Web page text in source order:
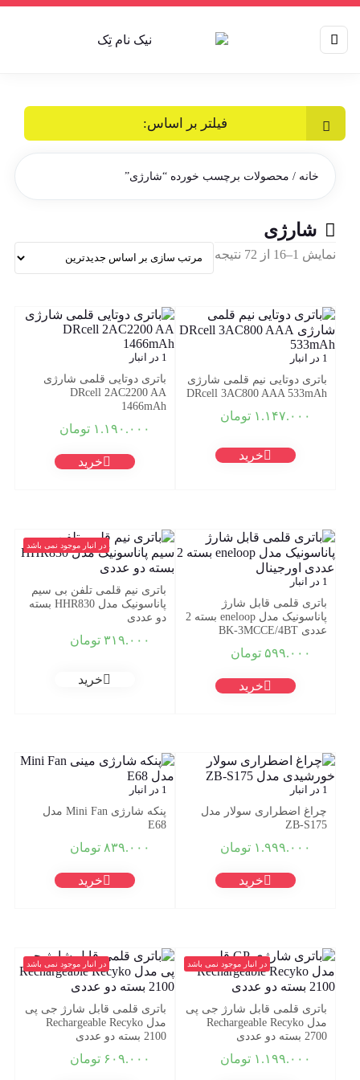
فیلتر بر اساس:
خانه / محصولات برچسب خورده “شارژی”
شارژی
نمایش 1–16 از 72 نتیجه
1 در انبار
باتری دوتایی نیم قلمی شارژی
DRcell 3AC800 AAA 533mAh
۱.۱۴۷.۰۰۰ تومان
خرید
1 در انبار
باتری دوتایی قلمی شارژی
DRcell 2AC2200 AA
1466mAh
۱.۱۹۰.۰۰۰ تومان
خرید
1 در انبار
باتری قلمی قابل شارژ
پاناسونیک مدل eneloop بسته 2
عددی BK-3MCCE/4BT
۵۹۹.۰۰۰ تومان
خرید
در انبار موجود نمی باشد
باتری نیم قلمی تلفن بی سیم
پاناسونیک مدل HHR830 بسته
دو عددی
۳۱۹.۰۰۰ تومان
خرید
1 در انبار
چراغ اضطراری سولار مدل
ZB-S175
۱.۹۹۹.۰۰۰ تومان
خرید
1 در انبار
پنکه شارژی Mini Fan مدل
E68
۸۳۹.۰۰۰ تومان
خرید
در انبار موجود نمی باشد
باتری قلمی قابل شارژ جی پی
مدل Rechargeable Recyko
2700 بسته دو عددی
۱.۱۹۹.۰۰۰ تومان
در انبار موجود نمی باشد
باتری قلمی قابل شارژ جی پی
مدل Rechargeable Recyko
2100 بسته دو عددی
۶۰۹.۰۰۰ تومان